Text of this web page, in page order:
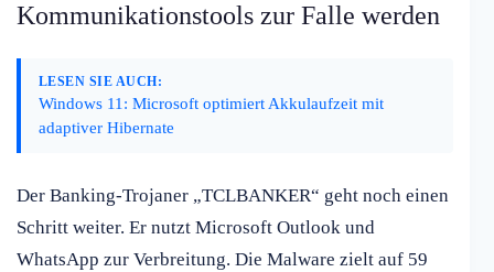
Kommunikationstools zur Falle werden
LESEN SIE AUCH:
Windows 11: Microsoft optimiert Akkulaufzeit mit
adaptiver Hibernate
Der Banking-Trojaner „TCLBANKER“ geht noch einen
Schritt weiter. Er nutzt Microsoft Outlook und
WhatsApp zur Verbreitung. Die Malware zielt auf 59